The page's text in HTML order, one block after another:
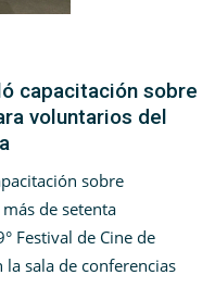
capacitación sobre
voluntarios del
sobre
de setenta
Festival de Cine de
sala de conferencias